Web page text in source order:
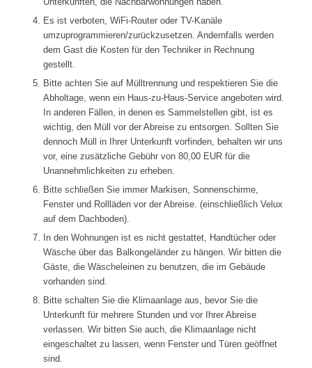
Es ist verboten, WiFi-Router oder TV-Kanäle
umzuprogrammieren/zurückzusetzen. Andernfalls werden
dem Gast die Kosten für den Techniker in Rechnung
gestellt.
Bitte achten Sie auf Mülltrennung und respektieren Sie die
Abholtage, wenn ein Haus-zu-Haus-Service angeboten wird.
In anderen Fällen, in denen es Sammelstellen gibt, ist es
wichtig, den Müll vor der Abreise zu entsorgen. Sollten Sie
dennoch Müll in Ihrer Unterkunft vorfinden, behalten wir uns
vor, eine zusätzliche Gebühr von 80,00 EUR für die
Unannehmlichkeiten zu erheben.
Bitte schließen Sie immer Markisen, Sonnenschirme,
Fenster und Rollläden vor der Abreise. (einschließlich Velux
auf dem Dachboden).
In den Wohnungen ist es nicht gestattet, Handtücher oder
Wäsche über das Balkongeländer zu hängen. Wir bitten die
Gäste, die Wäscheleinen zu benutzen, die im Gebäude
vorhanden sind.
Bitte schalten Sie die Klimaanlage aus, bevor Sie die
Unterkunft für mehrere Stunden und vor Ihrer Abreise
verlassen. Wir bitten Sie auch, die Klimaanlage nicht
eingeschaltet zu lassen, wenn Fenster und Türen geöffnet
sind.